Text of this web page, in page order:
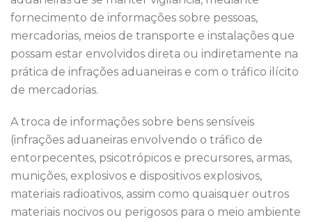
fornecimento de informações sobre pessoas,
mercadorias, meios de transporte e instalações que
possam estar envolvidos direta ou indiretamente na
prática de infrações aduaneiras e com o tráfico ilícito
de mercadorias.
A troca de informações sobre bens sensíveis
(infrações aduaneiras envolvendo o tráfico de
entorpecentes, psicotrópicos e precursores, armas,
munições, explosivos e dispositivos explosivos,
materiais radioativos, assim como quaisquer outros
materiais nocivos ou perigosos para o meio ambiente